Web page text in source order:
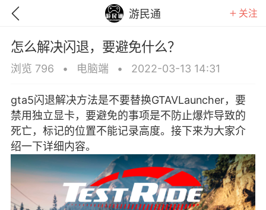
游民通 关注
怎么解决闪退，要避免什么？
浏览 796 • 电脑端 • 2022-03-13 14:31
gta5闪退解决方法是不要替换GTAVLauncher，要
禁用独立显卡，要避免的事项是不防止爆炸导致的
死亡，标记的位置不能记录高度。接下来为大家介
绍一下详细内容。